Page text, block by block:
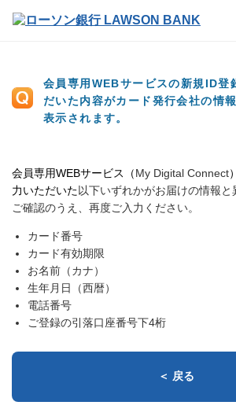
会員専用WEBサービスの新規ID登
だいた内容がカード発行会社の情
表示されます。
会員専用WEBサービス（My Digital Connect
力いただいた以下いずれかがお届けの情報と
ご確認のうえ、再度ご入力ください。
カード番号
カード有効期限
お名前（カナ）
生年月日（西暦）
電話番号
ご登録の引落口座番号下4桁
＜ 戻る